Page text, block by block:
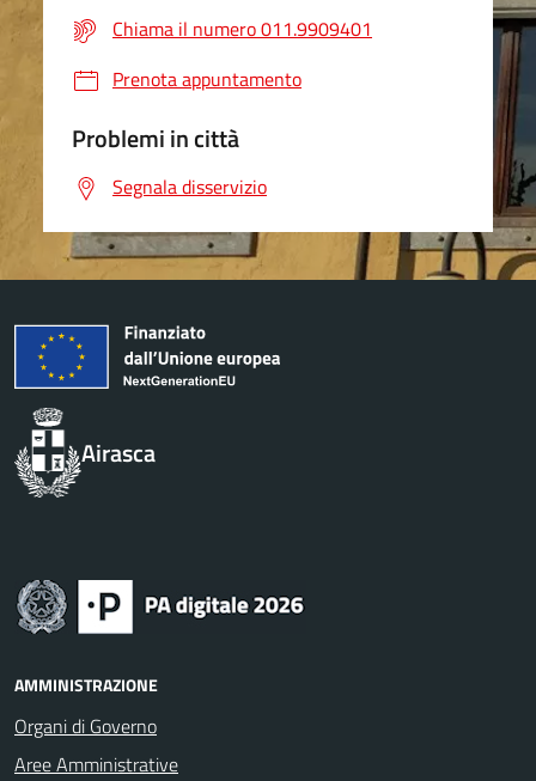
Chiama il numero 011.9909401
Prenota appuntamento
Problemi in città
Segnala disservizio
Airasca
AMMINISTRAZIONE
Organi di Governo
Aree Amministrative